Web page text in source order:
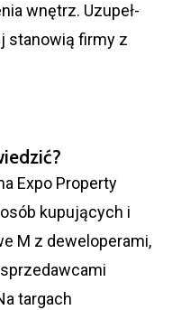
wnętrz. Uzu­peł­
sta­no­wią firmy z
Expo Pro­perty
kupu­ją­cych i
M z deweloperami,
tar­gach